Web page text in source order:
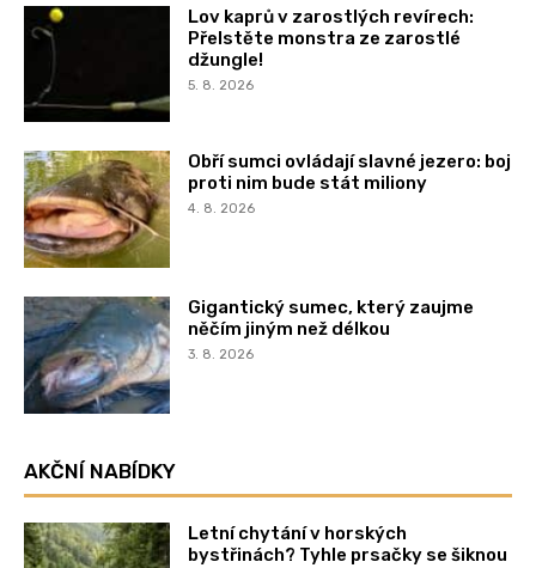
Lov kaprů v zarostlých revírech:
Přelstěte monstra ze zarostlé
džungle!
5. 8. 2026
Obří sumci ovládají slavné jezero: boj
proti nim bude stát miliony
4. 8. 2026
Gigantický sumec, který zaujme
něčím jiným než délkou
3. 8. 2026
AKČNÍ NABÍDKY
Letní chytání v horských
bystřinách? Tyhle prsačky se šiknou